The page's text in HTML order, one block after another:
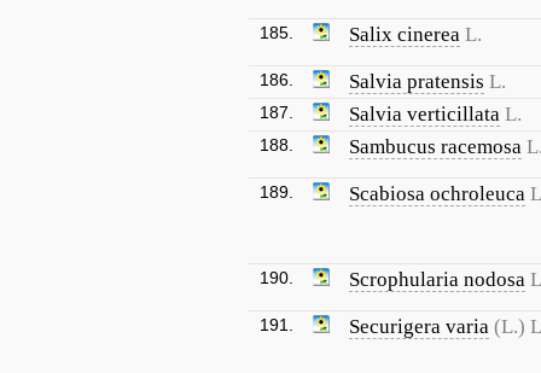
185. Salix cinerea L.
186. Salvia pratensis L.
187. Salvia verticillata L.
188. Sambucus racemosa
189. Scabiosa ochroleuca
190. Scrophularia nodosa
191. Securigera varia (L.)